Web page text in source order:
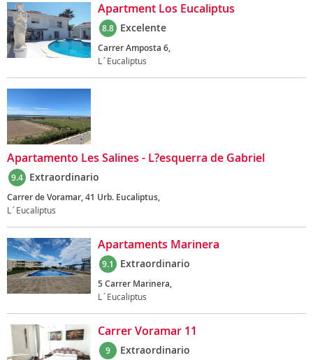
Apartment Los Eucaliptus
8.8 Excelente
Carrer Amposta 6,
L´Eucaliptus
Apartamento Les Salines - L?esquerra de Gabriel
9.4 Extraordinario
Carrer de Voramar, 41 Urb. Eucaliptus,
L´Eucaliptus
Apartaments Marinera
9.1 Extraordinario
5 Carrer Marinera,
L´Eucaliptus
Carrer Voramar 11
9 Extraordinario